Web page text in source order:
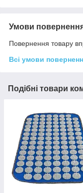
Умови
Повернення товару
Всі умови
Подібні товари